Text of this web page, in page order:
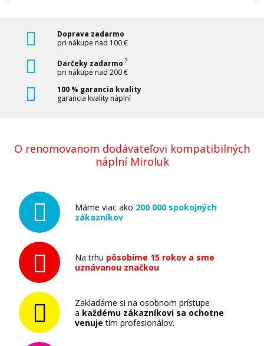
Doprava zadarmo
pri nákupe nad 100 €
Darčeky zadarmo ?
pri nákupe nad 200 €
100 % garancia kvality
garancia kvality náplní
O renomovanom dodávateľovi kompatibilných
náplní Miroluk
Máme viac ako 200 000 spokojných
zákazníkov
Na trhu pôsobíme 15 rokov a sme
uznávanou značkou
Zakladáme si na osobnom prístupe
a každému zákazníkovi sa ochotne
venuje tím profesionálov.